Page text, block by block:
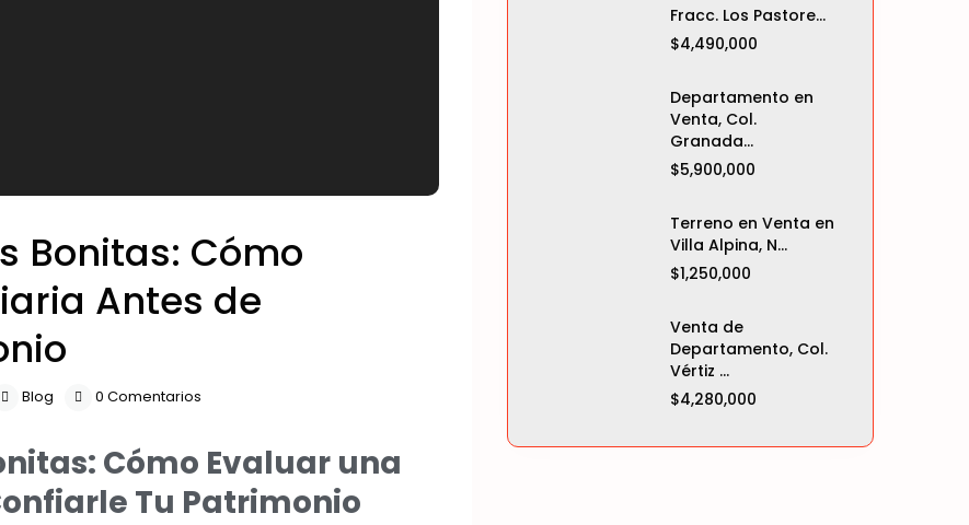
Bonitas: Cómo
Antes de
Blog 0 Comentarios
Cómo Evaluar una
Tu Patrimonio
Fracc. Los Pastore...
$4,490,000
Departamento en
Venta, Col.
Granada...
$5,900,000
Terreno en Venta en
Villa Alpina, N...
$1,250,000
Venta de
Departamento, Col.
Vértiz ...
$4,280,000